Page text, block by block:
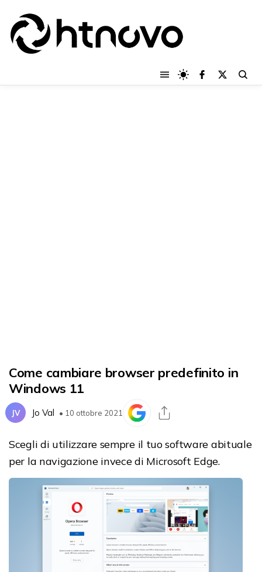
Come cambiare browser predefinito in
Windows 11
JV Jo Val • 10 ottobre 2021
Scegli di utilizzare sempre il tuo software abituale
per la navigazione invece di Microsoft Edge.